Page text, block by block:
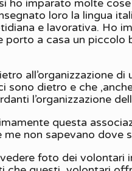
ho imparato molte
loro la lingua
e lavorativa. Ho
porto a casa un
all’organizzazione
sono dietro e che
l’organizzazione
questa
non sapevano dove
foto dei